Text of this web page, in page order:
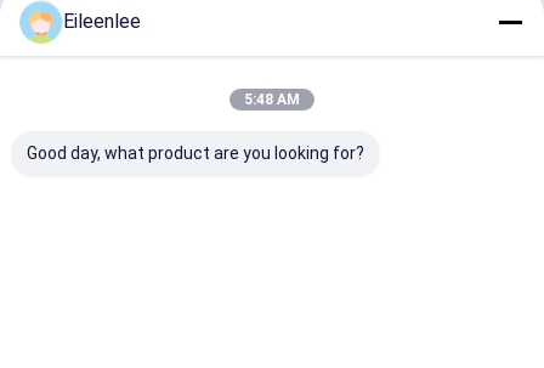
Produits Recommandés
Eileenlee
5:48 AM
Good day, what product are you looking for?